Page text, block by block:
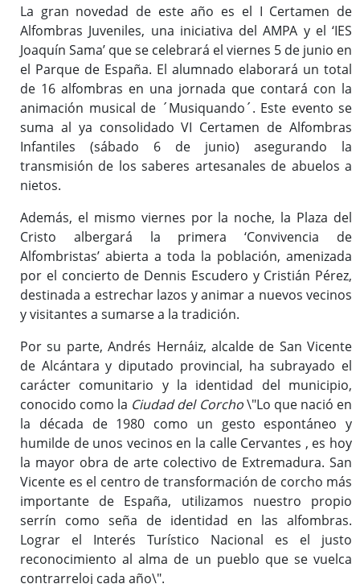
La gran novedad de este año es el I Certamen de
Alfombras Juveniles, una iniciativa del AMPA y el ‘IES
Joaquín Sama’ que se celebrará el viernes 5 de junio en
el Parque de España. El alumnado elaborará un total
de 16 alfombras en una jornada que contará con la
animación musical de ´Musiquando´. Este evento se
suma al ya consolidado VI Certamen de Alfombras
Infantiles (sábado 6 de junio) asegurando la
transmisión de los saberes artesanales de abuelos a
nietos.
Además, el mismo viernes por la noche, la Plaza del
Cristo albergará la primera ‘Convivencia de
Alfombristas’ abierta a toda la población, amenizada
por el concierto de Dennis Escudero y Cristián Pérez,
destinada a estrechar lazos y animar a nuevos vecinos
y visitantes a sumarse a la tradición.
Por su parte, Andrés Hernáiz, alcalde de San Vicente
de Alcántara y diputado provincial, ha subrayado el
carácter comunitario y la identidad del municipio,
conocido como la Ciudad del Corcho\"Lo que nació en
la década de 1980 como un gesto espontáneo y
humilde de unos vecinos en la calle Cervantes , es hoy
la mayor obra de arte colectivo de Extremadura. San
Vicente es el centro de transformación de corcho más
importante de España, utilizamos nuestro propio
serrín como seña de identidad en las alfombras.
Lograr el Interés Turístico Nacional es el justo
reconocimiento al alma de un pueblo que se vuelca
contrarreloj cada año\".